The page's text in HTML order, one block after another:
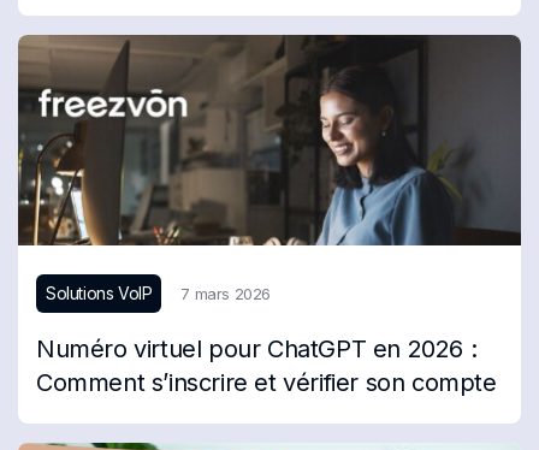
Solutions VoIP 7 mars 2026
Numéro virtuel pour ChatGPT en 2026 :
Comment s’inscrire et vérifier son compte